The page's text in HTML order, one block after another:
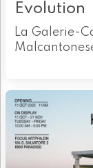
Evolution
La Galerie-